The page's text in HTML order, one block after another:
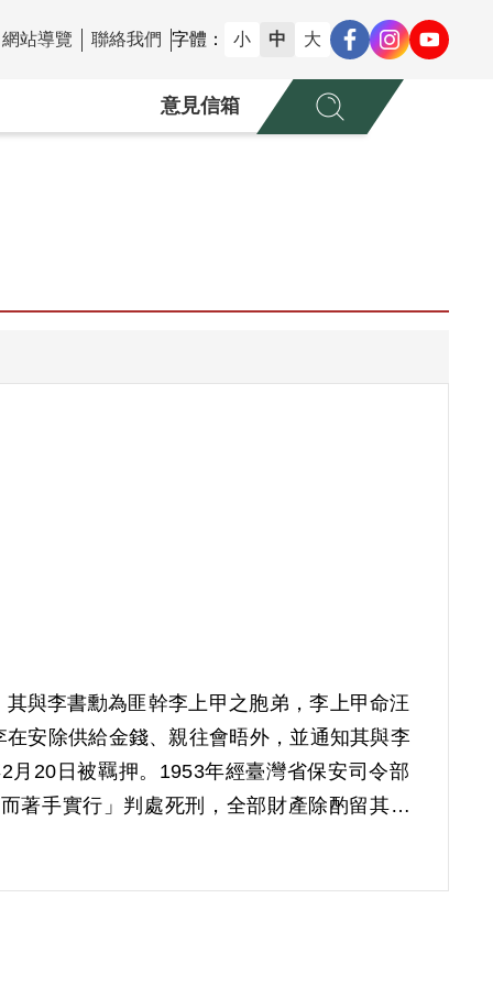
網站導覽 聯絡我們 字體： 小 中 大
意見信箱
與李書勳為匪幹李上甲之胞弟，李上甲命汪
安除供給金錢、親往會晤外，並通知其與李
20日被羈押。1953年經臺灣省保安司令部
著手實行」判處死刑，全部財產除酌留其家